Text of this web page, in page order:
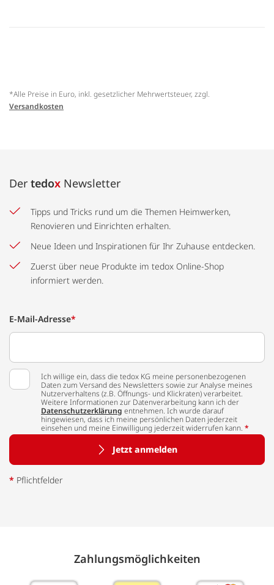
*Alle Preise in Euro, inkl. gesetzlicher Mehrwertsteuer, zzgl.
Versandkosten
Der tedox Newsletter
Tipps und Tricks rund um die Themen Heimwerken,
Renovieren und Einrichten erhalten.
Neue Ideen und Inspirationen für Ihr Zuhause entdecken.
Zuerst über neue Produkte im tedox Online-Shop
informiert werden.
E-Mail-Adresse*
Ich willige ein, dass die tedox KG meine personenbezogenen
Daten zum Versand des Newsletters sowie zur Analyse meines
Nutzerverhaltens (z.B. Öffnungs- und Klickraten) verarbeitet.
Weitere Informationen zur Datenverarbeitung kann ich der
Datenschutzerklärung entnehmen. Ich wurde darauf
hingewiesen, dass ich meine persönlichen Daten jederzeit
einsehen und meine Einwilligung jederzeit widerrufen kann. *
Jetzt anmelden
* Pflichtfelder
Zahlungs­möglich­keiten